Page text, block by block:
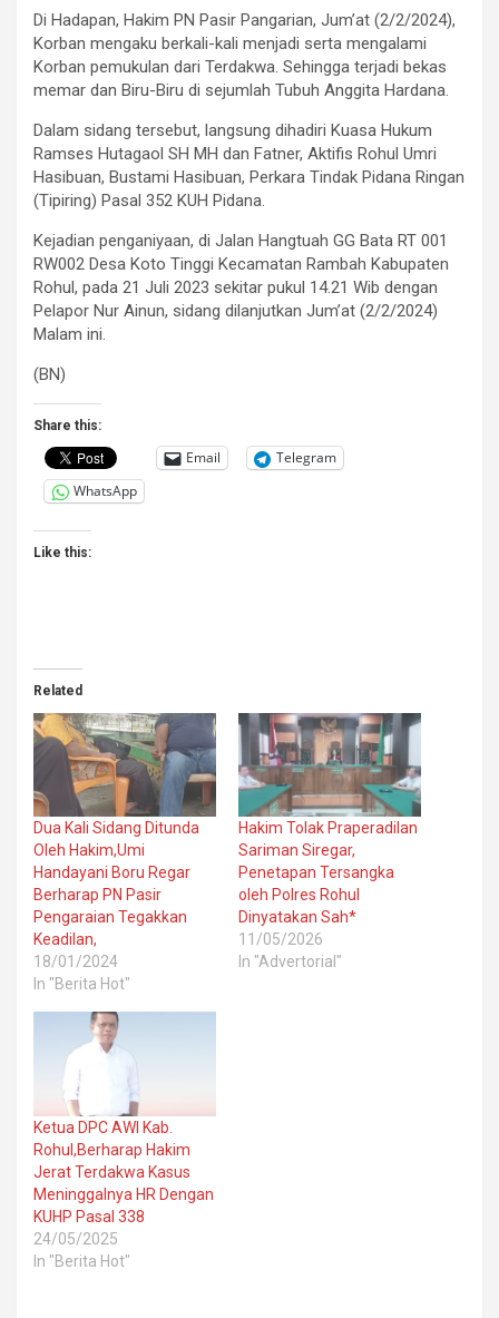
Di Hadapan, Hakim PN Pasir Pangarian, Jum’at (2/2/2024),
Korban mengaku berkali-kali menjadi serta mengalami
Korban pemukulan dari Terdakwa. Sehingga terjadi bekas
memar dan Biru-Biru di sejumlah Tubuh Anggita Hardana.
Dalam sidang tersebut, langsung dihadiri Kuasa Hukum
Ramses Hutagaol SH MH dan Fatner, Aktifis Rohul Umri
Hasibuan, Bustami Hasibuan, Perkara Tindak Pidana Ringan
(Tipiring) Pasal 352 KUH Pidana.
Kejadian penganiyaan, di Jalan Hangtuah GG Bata RT 001
RW002 Desa Koto Tinggi Kecamatan Rambah Kabupaten
Rohul, pada 21 Juli 2023 sekitar pukul 14.21 Wib dengan
Pelapor Nur Ainun, sidang dilanjutkan Jum’at (2/2/2024)
Malam ini.
(BN)
Share this:
Email
Telegram
WhatsApp
Like this:
Related
Dua Kali Sidang Ditunda
Oleh Hakim,Umi
Handayani Boru Regar
Berharap PN Pasir
Pengaraian Tegakkan
Keadilan,
18/01/2024
In "Berita Hot"
Hakim Tolak Praperadilan
Sariman Siregar,
Penetapan Tersangka
oleh Polres Rohul
Dinyatakan Sah*
11/05/2026
In "Advertorial"
Ketua DPC AWI Kab.
Rohul,Berharap Hakim
Jerat Terdakwa Kasus
Meninggalnya HR Dengan
KUHP Pasal 338
24/05/2025
In "Berita Hot"